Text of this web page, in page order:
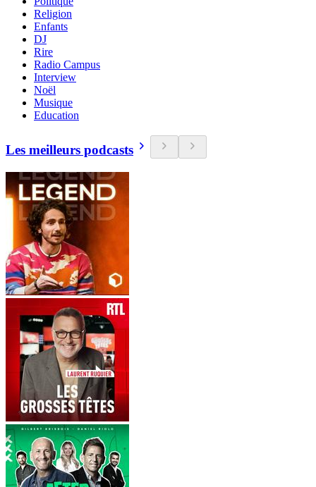
Religion
Enfants
DJ
Rire
Radio Campus
Interview
Noël
Musique
Education
Les meilleurs podcasts